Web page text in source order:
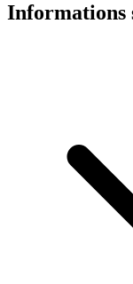
Informations